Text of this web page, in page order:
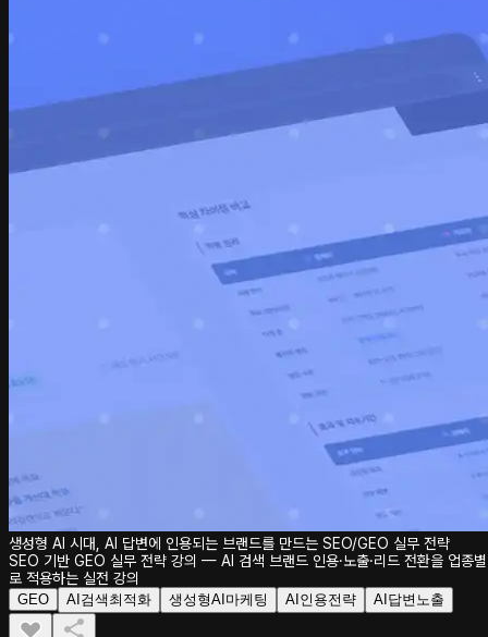
생성형 AI 시대, AI 답변에 인용되는 브랜드를 만드는 SEO/GEO 실무 전략
SEO 기반 GEO 실무 전략 강의 — AI 검색 브랜드 인용·노출·리드 전환을 업종별
로 적용하는 실전 강의
GEO AI검색최적화 생성형AI마케팅 AI인용전략 AI답변노출